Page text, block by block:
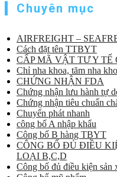
Chuyên mục
AIRFREIGHT –
Cách đặt tên TTBYT
CẤP MÃ VẬT TƯ Y TẾ
Chỉ nha khoa, tăm nha
CHỨNG NHẬN FDA
Chứng nhận lưu hành tự
Chứng nhận tiêu chuẩn
Chuyển phát nhanh
công bố A nhập khẩu
Công bố B hàng TBYT
CÔNG BỐ ĐỦ ĐIỀU
LOẠI B,C,D
Công bố đủ điều kiện sản